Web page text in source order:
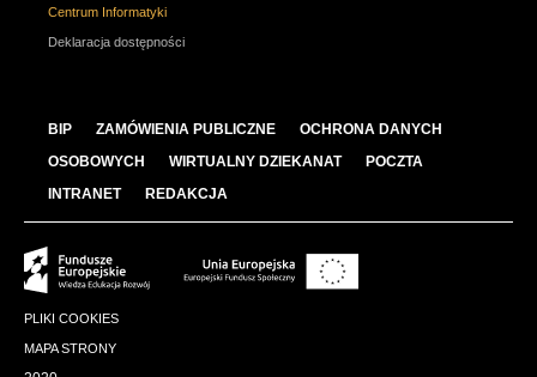
Centrum Informatyki
Deklaracja dostępności
BIP ZAMÓWIENIA PUBLICZNE
OCHRONA DANYCH
OSOBOWYCH
WIRTUALNY DZIEKANAT
POCZTA
INTRANET
REDAKCJA
PLIKI COOKIES
MAPA STRONY